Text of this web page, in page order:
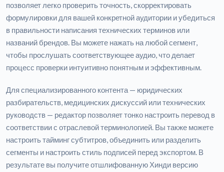
позволяет легко проверить точность, скорректировать
формулировки для вашей конкретной аудитории и убедиться
в правильности написания технических терминов или
названий брендов. Вы можете нажать на любой сегмент,
чтобы прослушать соответствующее аудио, что делает
процесс проверки интуитивно понятным и эффективным.
Для специализированного контента — юридических
разбирательств, медицинских дискуссий или технических
руководств — редактор позволяет тонко настроить перевод в
соответствии с отраслевой терминологией. Вы также можете
настроить тайминг субтитров, объединить или разделить
сегменты и настроить стиль подписей перед экспортом. В
результате вы получите отшлифованную Хинди версию